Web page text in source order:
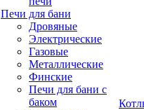
Печи для бани
Дровяные
Электрические
Газовые
Металлические
Финские
Печи для бани с
баком